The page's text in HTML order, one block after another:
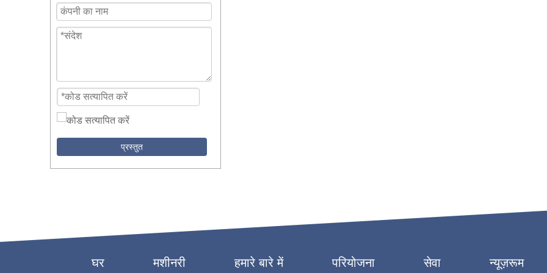
प्रस्तुत
घर मशीनरी हमारे बारे में परियोजना सेवा न्यूज़रूम